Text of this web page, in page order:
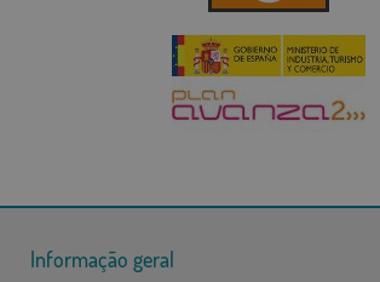
Informação geral